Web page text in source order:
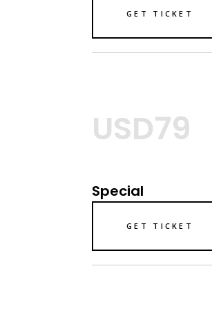
GET TICKET
USD79
Special
GET TICKET